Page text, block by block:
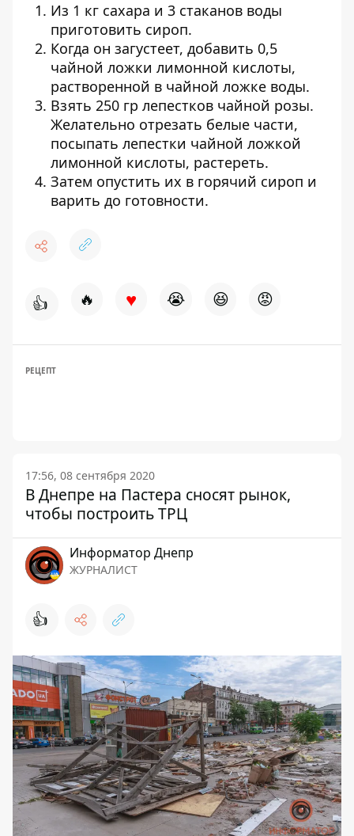
Из 1 кг сахара и 3 стаканов воды
приготовить сироп.
Когда он загустеет, добавить 0,5
чайной ложки лимонной кислоты,
растворенной в чайной ложке воды.
Взять 250 гр лепестков чайной розы.
Желательно отрезать белые части,
посыпать лепестки чайной ложкой
лимонной кислоты, растереть.
Затем опустить их в горячий сироп и
варить до готовности.
👍 🔥 ♥ 😭 😆 😡
РЕЦЕПТ
17:56, 08 сентября 2020
В Днепре на Пастера сносят рынок,
чтобы построить ТРЦ
Информатор Днепр
ЖУРНАЛИСТ
👍